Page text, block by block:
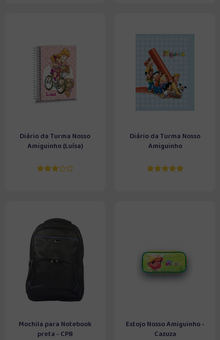
Diário da Turma Nosso
Amiguinho (Luísa)
Diário da Turma Nosso
Amiguinho
Mochila para Notebook
preta - CPB
Estojo Nosso Amiguinho -
Cazuza